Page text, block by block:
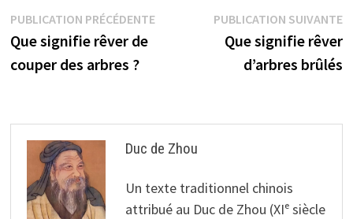
Navigation
de
l’article
PUBLICATION PRÉCÉDENTEPublication
précédente :
Que signifie rêver de
couper des arbres ?
PUBLICATION SUIVANTE
Que signifie rêver
d’arbres brûlés
Duc de Zhou
Un texte traditionnel chinois
attribué au Duc de Zhou (XIᵉ siècle